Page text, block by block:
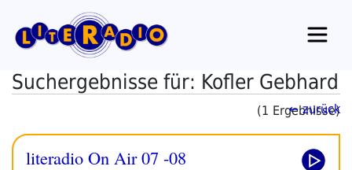
Inhalt
springen
Suchergebnisse für: Kofler Gebhard
(1 Ergebnisse)
← zurück
literadio On Air 07 -08